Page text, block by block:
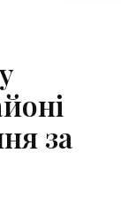
за